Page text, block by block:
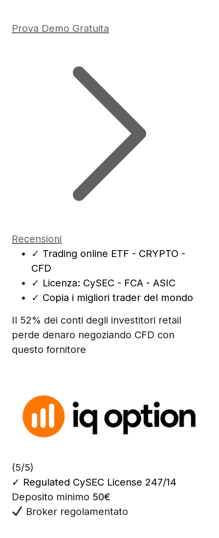
Prova Demo Gratuita
Recensioni
✓ Trading online ETF - CRYPTO -
CFD
✓ Licenza: CySEC - FCA - ASIC
✓ Copia i migliori trader del mondo
Il 52% dei conti degli investitori retail
perde denaro negoziando CFD con
questo fornitore
(5/5)
✓ Regulated CySEC License 247/14
Deposito minimo 50€
Broker regolamentato